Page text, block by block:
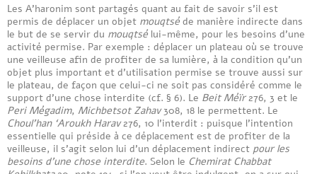
Les A’haronim sont partagés quant au fait de savoir s’il est
permis de déplacer un objet mouqtsé de manière indirecte dans
le but de se servir du mouqtsé lui-même, pour les besoins d’une
activité permise. Par exemple : déplacer un plateau où se trouve
une veilleuse afin de profiter de sa lumière, à la condition qu’un
objet plus important et d’utilisation permise se trouve aussi sur
le plateau, de façon que celui-ci ne soit pas considéré comme le
support d’une chose interdite (cf. § 6). Le Beit Méïr276, 3 et le
Peri Mégadim, Michbetsot Zahav308, 18 le permettent. Le
Choul’han ‘Aroukh Harav276, 10 l’interdit : puisque l’intention
essentielle qui préside à ce déplacement est de profiter de la
veilleuse, il s’agit selon lui d’un déplacement indirect pour les
besoins d’une chose interdite. Selon le Chemirat Chabbat